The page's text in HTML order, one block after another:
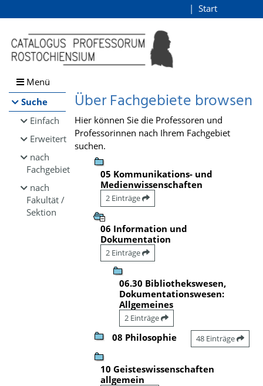
Browsen
direkt zum Inhalt
Start
Menü
Suche
Einfach
Erweitert
nach
Fachgebiet
nach
Fakultät /
Sektion
Über Fachgebiete browsen
Hier können Sie die Professoren und
Professorinnen nach Ihrem Fachgebiet
suchen.
05 Kommunikations- und
Medienwissenschaften
2 Einträge
06 Information und
Dokumentation
2 Einträge
06.30 Bibliothekswesen,
Dokumentationswesen:
Allgemeines
2 Einträge
08 Philosophie 48 Einträge
10 Geisteswissenschaften
allgemein